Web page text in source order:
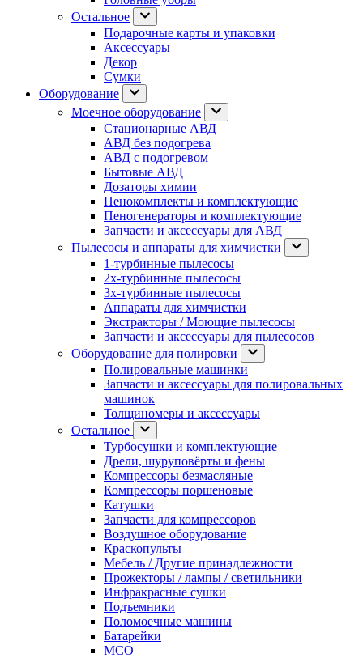
Остальное
Подарочные карты и упаковки
Аксессуары
Декор
Сумки
Оборудование
Моечное оборудование
Стационарные АВД
АВД без подогрева
АВД с подогревом
Бытовые АВД
Дозаторы химии
Пенокомплекты и комплектующие
Пеногенераторы и комплектующие
Запчасти и аксессуары для АВД
Пылесосы и аппараты для химчистки
1-турбинные пылесосы
2х-турбинные пылесосы
3х-турбинные пылесосы
Аппараты для химчистки
Экстракторы / Моющие пылесосы
Запчасти и аксессуары для пылесосов
Оборудование для полировки
Полировальные машинки
Запчасти и аксессуары для полировальных
машинок
Толщиномеры и аксессуары
Остальное
Турбосушки и комплектующие
Дрели, шуруповёрты и фены
Компрессоры безмасляные
Компрессоры поршеновые
Катушки
Запчасти для компрессоров
Воздушное оборудование
Краскопульты
Мебель / Другие принадлежности
Прожекторы / лампы / светильники
Инфракрасные сушки
Подъемники
Поломоечные машины
Батарейки
МСО